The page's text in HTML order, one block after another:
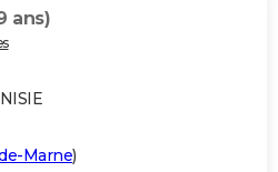
ans)
Marne)